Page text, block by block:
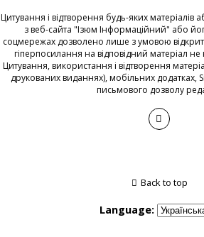
Цитування і відтворення будь-яких матеріалів
з веб-сайта "Ізюм Інформаційний" або
соцмережах дозволено лише з умовою
гіперпосилання на відповідний матеріал
Цитування, використання і відтворення
друкованих виданнях), мобільних додатках,
письмового дозволу
Back to top
Language: